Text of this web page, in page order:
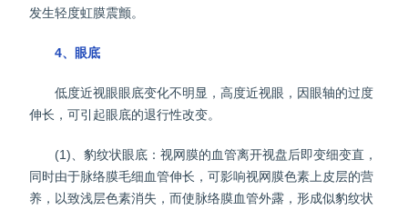
发生轻度虹膜震颤。
4、眼底
低度近视眼眼底变化不明显，高度近视眼，因眼轴的过度
伸长，可引起眼底的退行性改变。
(1)、豹纹状眼底：视网膜的血管离开视盘后即变细变直，
同时由于脉络膜毛细血管伸长，可影响视网膜色素上皮层的营
养，以致浅层色素消失，而使脉络膜血管外露，形成似豹纹状